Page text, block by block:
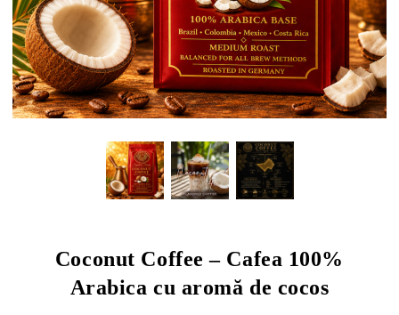
Coconut Coffee – Cafea 100%
Arabica cu aromă de cocos